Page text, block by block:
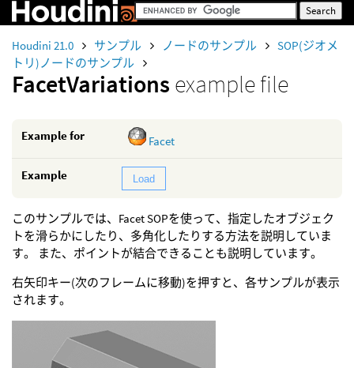
Houdini 21.0 サンプル ノードのサンプル
SOP(ジオメ
トリ)ノードのサンプル
FacetVariations example file
Example for Facet
Example Load
このサンプルでは、Facet SOPを使って、指定したオブジェク
トを滑らかにしたり、多角化したりする方法を説明していま
す。 また、ポイントが結合できることも説明しています。
右矢印キー(次のフレームに移動)を押すと、各サンプルが表示
されます。